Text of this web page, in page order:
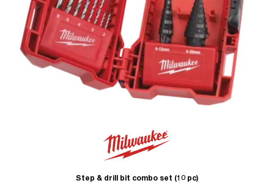
Step & drill bit combo set (10 pc)